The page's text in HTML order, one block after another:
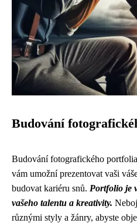
Budování
Budování fotografického
vám umožní prezentovat vaši
budovat kariéru snů. Portfolio je
vašeho talentu a kreativity.
různými styly a žánry, abyste